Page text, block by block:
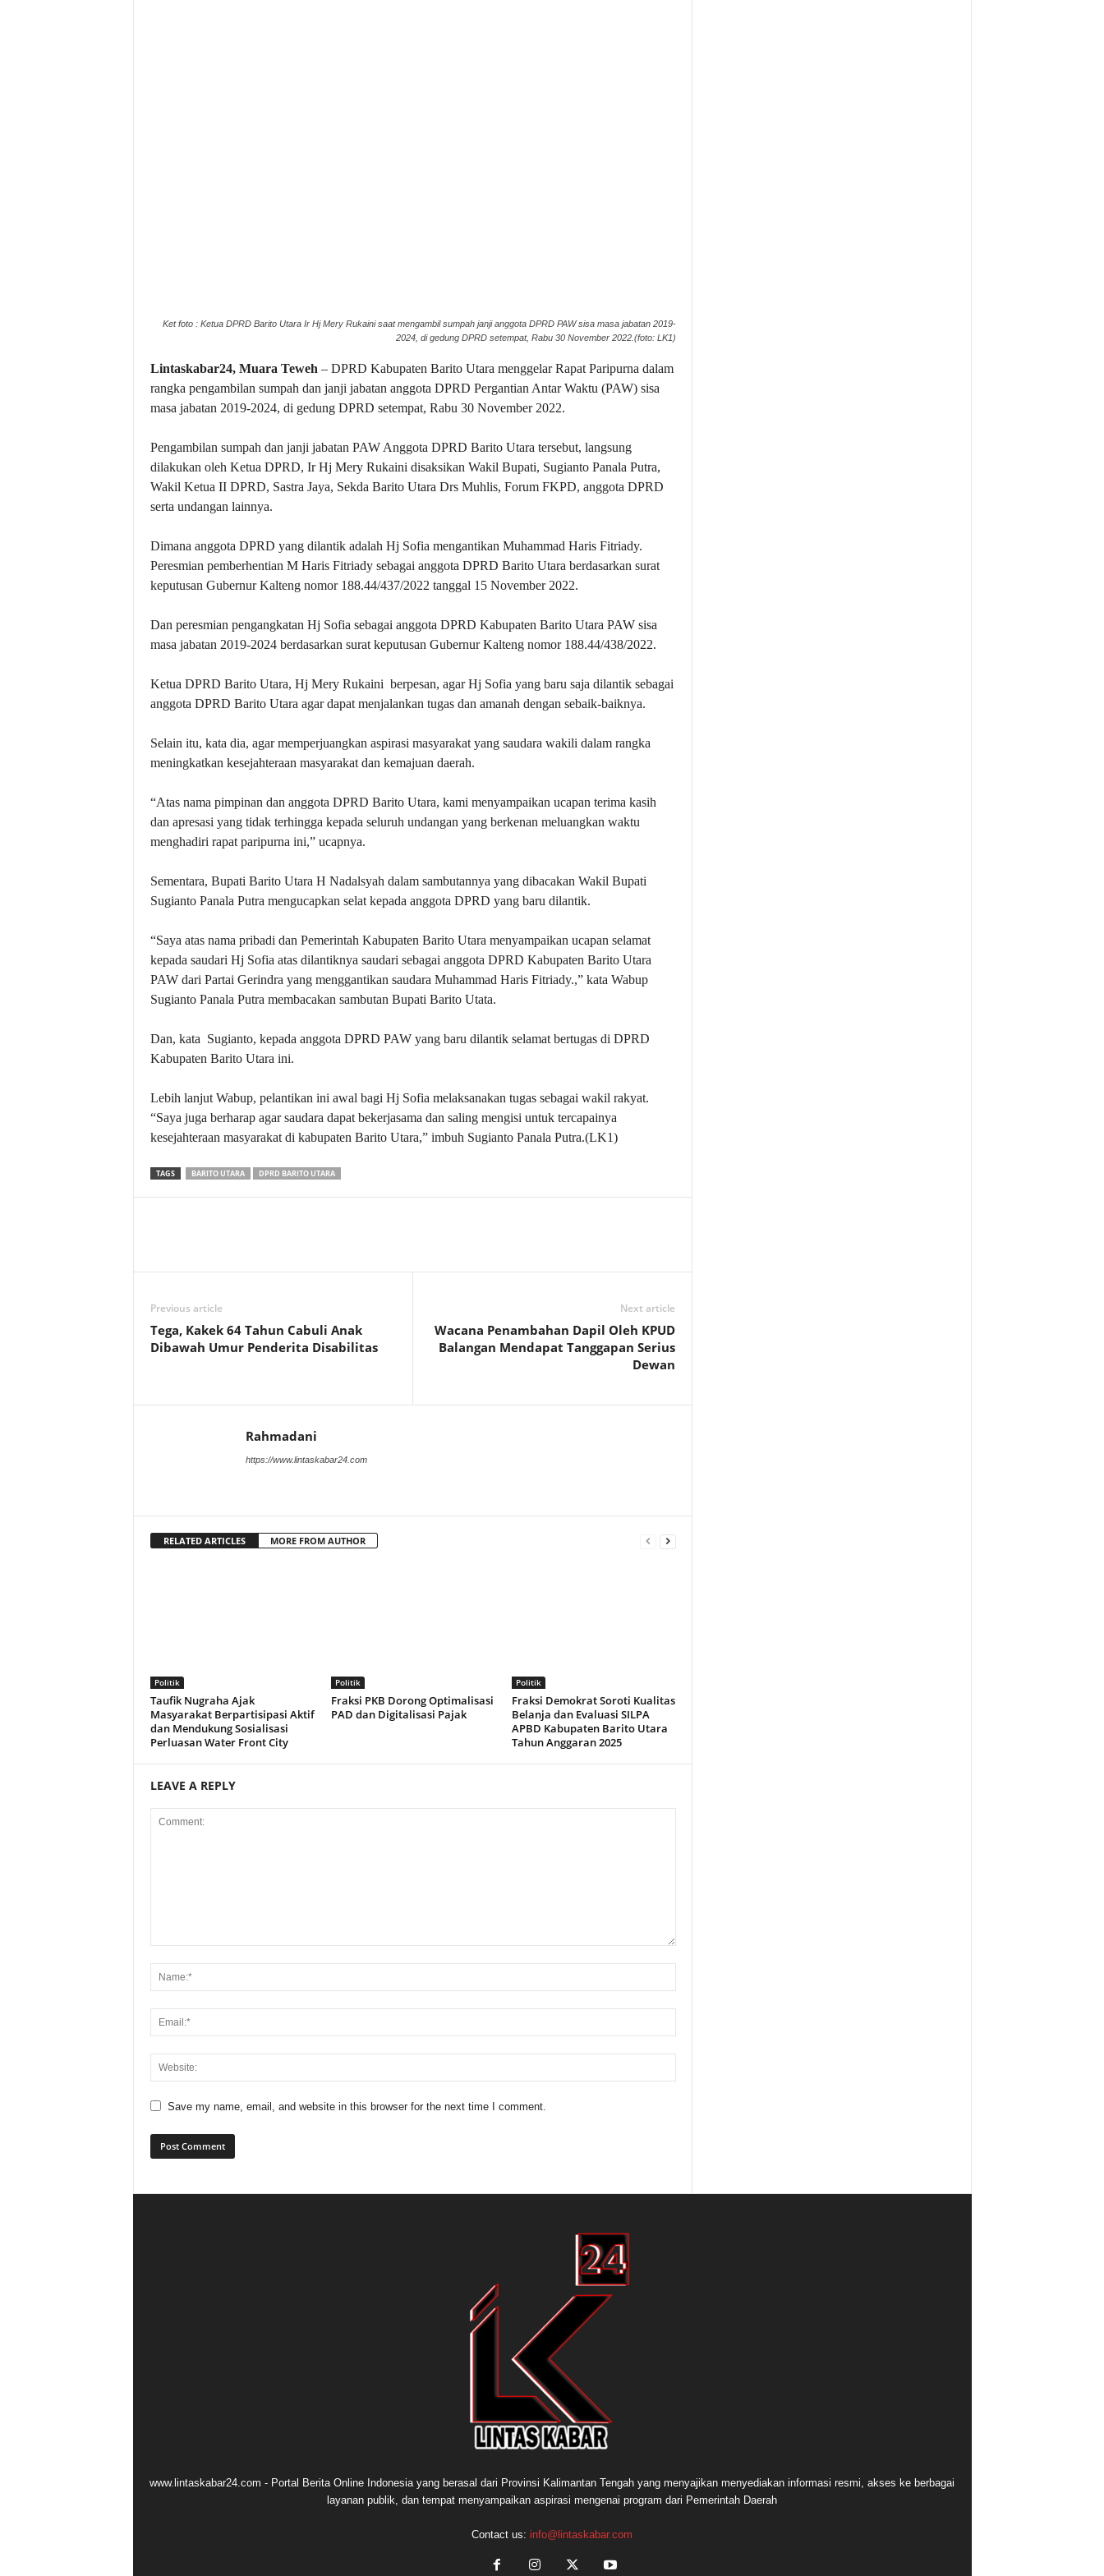
Ket foto : Ketua DPRD Barito Utara Ir Hj Mery Rukaini saat mengambil sumpah janji anggota DPRD PAW sisa masa jabatan 2019-
2024, di gedung DPRD setempat, Rabu 30 November 2022.(foto: LK1)
Lintaskabar24, Muara Teweh – DPRD Kabupaten Barito Utara menggelar Rapat Paripurna dalam
rangka pengambilan sumpah dan janji jabatan anggota DPRD Pergantian Antar Waktu (PAW) sisa
masa jabatan 2019-2024, di gedung DPRD setempat, Rabu 30 November 2022.
Pengambilan sumpah dan janji jabatan PAW Anggota DPRD Barito Utara tersebut, langsung
dilakukan oleh Ketua DPRD, Ir Hj Mery Rukaini disaksikan Wakil Bupati, Sugianto Panala Putra,
Wakil Ketua II DPRD, Sastra Jaya, Sekda Barito Utara Drs Muhlis, Forum FKPD, anggota DPRD
serta undangan lainnya.
Dimana anggota DPRD yang dilantik adalah Hj Sofia mengantikan Muhammad Haris Fitriady.
Peresmian pemberhentian M Haris Fitriady sebagai anggota DPRD Barito Utara berdasarkan surat
keputusan Gubernur Kalteng nomor 188.44/437/2022 tanggal 15 November 2022.
Dan peresmian pengangkatan Hj Sofia sebagai anggota DPRD Kabupaten Barito Utara PAW sisa
masa jabatan 2019-2024 berdasarkan surat keputusan Gubernur Kalteng nomor 188.44/438/2022.
Ketua DPRD Barito Utara, Hj Mery Rukaini berpesan, agar Hj Sofia yang baru saja dilantik sebagai
anggota DPRD Barito Utara agar dapat menjalankan tugas dan amanah dengan sebaik-baiknya.
Selain itu, kata dia, agar memperjuangkan aspirasi masyarakat yang saudara wakili dalam rangka
meningkatkan kesejahteraan masyarakat dan kemajuan daerah.
“Atas nama pimpinan dan anggota DPRD Barito Utara, kami menyampaikan ucapan terima kasih
dan apresasi yang tidak terhingga kepada seluruh undangan yang berkenan meluangkan waktu
menghadiri rapat paripurna ini,” ucapnya.
Sementara, Bupati Barito Utara H Nadalsyah dalam sambutannya yang dibacakan Wakil Bupati
Sugianto Panala Putra mengucapkan selat kepada anggota DPRD yang baru dilantik.
“Saya atas nama pribadi dan Pemerintah Kabupaten Barito Utara menyampaikan ucapan selamat
kepada saudari Hj Sofia atas dilantiknya saudari sebagai anggota DPRD Kabupaten Barito Utara
PAW dari Partai Gerindra yang menggantikan saudara Muhammad Haris Fitriady.,” kata Wabup
Sugianto Panala Putra membacakan sambutan Bupati Barito Utata.
Dan, kata Sugianto, kepada anggota DPRD PAW yang baru dilantik selamat bertugas di DPRD
Kabupaten Barito Utara ini.
Lebih lanjut Wabup, pelantikan ini awal bagi Hj Sofia melaksanakan tugas sebagai wakil rakyat.
“Saya juga berharap agar saudara dapat bekerjasama dan saling mengisi untuk tercapainya
kesejahteraan masyarakat di kabupaten Barito Utara,” imbuh Sugianto Panala Putra.(LK1)
TAGS BARITO UTARA DPRD BARITO UTARA
Previous article
Tega, Kakek 64 Tahun Cabuli Anak
Dibawah Umur Penderita Disabilitas
Next article
Wacana Penambahan Dapil Oleh KPUD
Balangan Mendapat Tanggapan Serius
Dewan
Rahmadani
https://www.lintaskabar24.com
RELATED ARTICLES MORE FROM AUTHOR
Politik
Taufik Nugraha Ajak
Masyarakat Berpartisipasi Aktif
dan Mendukung Sosialisasi
Perluasan Water Front City
Politik
Fraksi PKB Dorong Optimalisasi
PAD dan Digitalisasi Pajak
Politik
Fraksi Demokrat Soroti Kualitas
Belanja dan Evaluasi SILPA
APBD Kabupaten Barito Utara
Tahun Anggaran 2025
LEAVE A REPLY
Save my name, email, and website in this browser for the next time I comment.
www.lintaskabar24.com - Portal Berita Online Indonesia yang berasal dari Provinsi Kalimantan Tengah yang menyajikan menyediakan informasi resmi, akses ke berbagai
layanan publik, dan tempat menyampaikan aspirasi mengenai program dari Pemerintah Daerah
Contact us: info@lintaskabar.com